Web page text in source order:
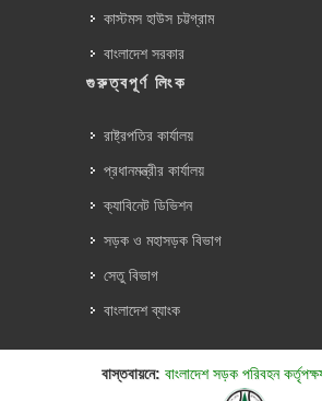
কাস্টমস হাউস চট্টগ্রাম
বাংলাদেশ সরকার
গুরুত্বপূর্ণ লিংক
রাষ্ট্রপতির কার্যালয়
প্রধানমন্ত্রীর কার্যালয়
ক্যাবিনেট ডিভিশন
সড়ক ও মহাসড়ক বিভাগ
সেতু বিভাগ
বাংলাদেশ ব্যাংক
বাস্তবায়নে: বাংলাদেশ সড়ক পরিবহন